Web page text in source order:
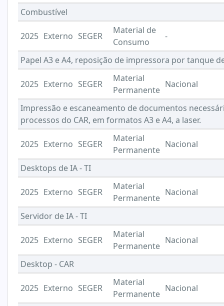
Combustível
2025 Externo SEGER
Material de
Consumo
-
Papel A3 e A4, reposição de impressora por tanque
2025 Externo SEGER
Material
Permanente
Nacional
Impressão e escaneamento de documentos
processos do CAR, em formatos A3 e A4, a laser.
2025 Externo SEGER
Material
Permanente
Nacional
Desktops de IA - TI
2025 Externo SEGER
Material
Permanente
Nacional
Servidor de IA - TI
2025 Externo SEGER
Material
Permanente
Nacional
Desktop - CAR
2025 Externo SEGER
Material
Permanente
Nacional